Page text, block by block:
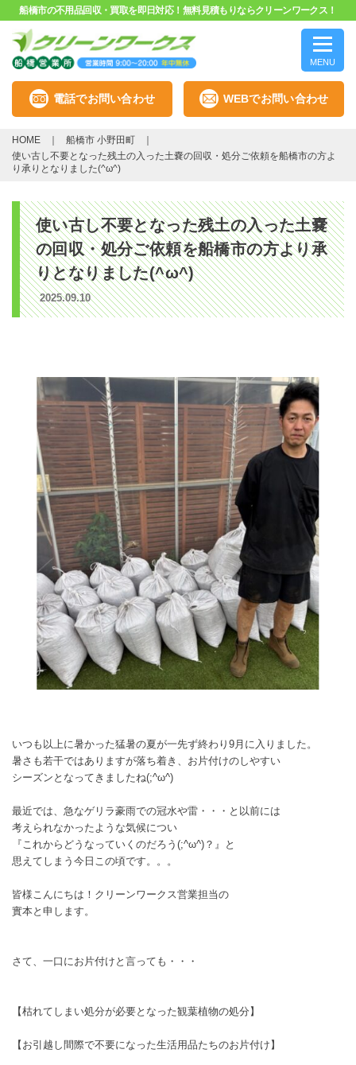
船橋市の不用品回収・買取を即日対応！無料見積もりならクリーンワークス！
MENU
電話でお問い合わせ WEBでお問い合わせ
HOME
船橋市 小野田町
使い古し不要となった残土の入った土嚢の回収・処分ご依頼を船橋市の方よ
り承りとなりました(^ω^)
使い古し不要となった残土の入った土嚢
の回収・処分ご依頼を船橋市の方より承
りとなりました(^ω^)
2025.09.10
いつも以上に暑かった猛暑の夏が一先ず終わり9月に入りました。
暑さも若干ではありますが落ち着き、お片付けのしやすい
シーズンとなってきましたね(;^ω^)
最近では、急なゲリラ豪雨での冠水や雷・・・と以前には
考えられなかったような気候につい
『これからどうなっていくのだろう(;^ω^)？』と
思えてしまう今日この頃です。。。
皆様こんにちは！クリーンワークス営業担当の
實本と申します。
さて、一口にお片付けと言っても・・・
【枯れてしまい処分が必要となった観葉植物の処分】
【お引越し間際で不要になった生活用品たちのお片付け】